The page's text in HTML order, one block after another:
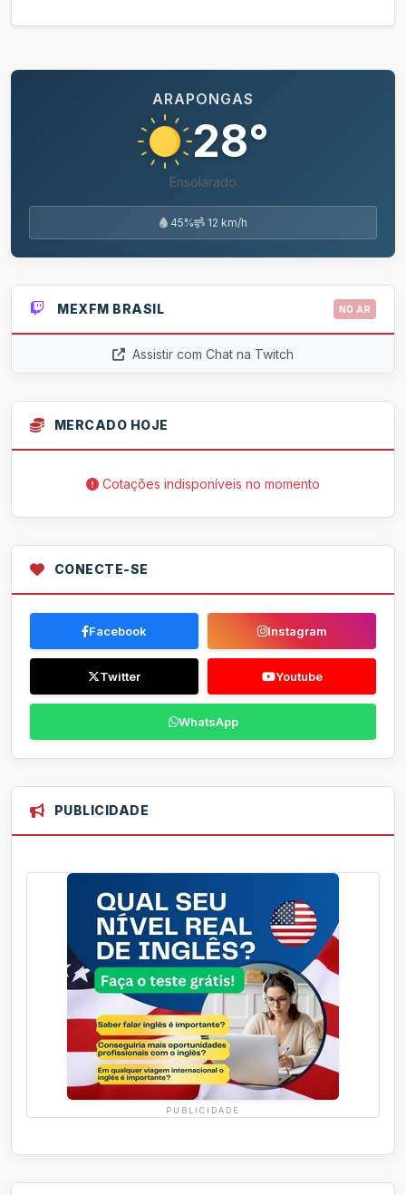
ARAPONGAS
28°
Ensolarado
45% 12 km/h
MEXFM BRASIL NO AR
Assistir com Chat na Twitch
MERCADO HOJE
Cotações indisponíveis no momento
CONECTE-SE
Facebook Instagram
Twitter Youtube
WhatsApp
PUBLICIDADE
PUBLICIDADE